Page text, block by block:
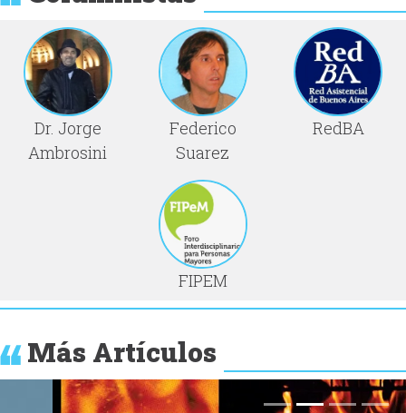
Dr. Jorge
Ambrosini
Federico
Suarez
RedBA
FIPEM
Más Artículos